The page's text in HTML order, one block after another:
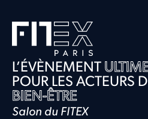
L’ÉVÈNEMENT
POUR LES ACTEURS
BIEN-ÊTRE
Salon du FITEX